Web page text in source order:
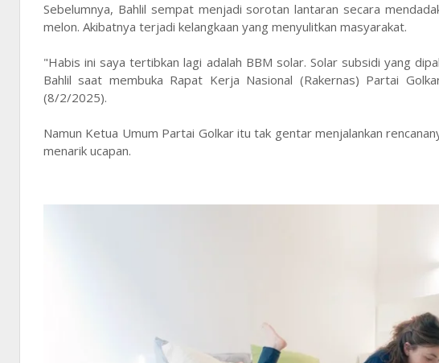
Sebelumnya, Bahlil sempat menjadi sorotan lantaran secara
melon. Akibatnya terjadi kelangkaan yang menyulitkan masyarakat.
"Habis ini saya tertibkan lagi adalah BBM solar. Solar subsidi yang
Bahlil saat membuka Rapat Kerja Nasional (Rakernas) Partai
(8/2/2025).
Namun Ketua Umum Partai Golkar itu tak gentar menjalankan
menarik ucapan.